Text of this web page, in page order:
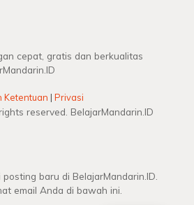
cepat, gratis dan berkualitas
Ketentuan | Privasi
reserved. BelajarMandarin.ID
baru di BelajarMandarin.ID.
email Anda di bawah ini.